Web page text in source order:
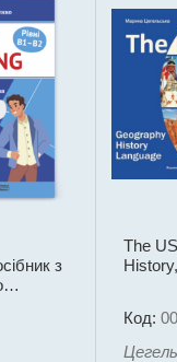
з
The
Код: